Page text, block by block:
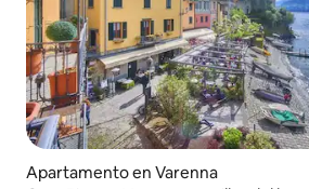
Apartamento en Varenna